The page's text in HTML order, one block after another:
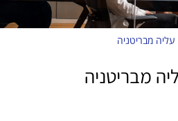
עליה מבריטניה
מבריטניה